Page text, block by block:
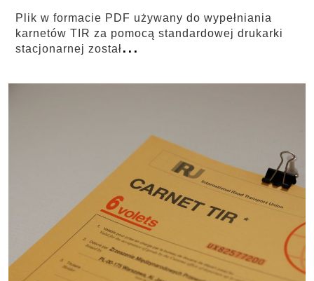
Plik w formacie PDF używany do wypełniania
karnetów TIR za pomocą standardowej drukarki
stacjonarnej został...